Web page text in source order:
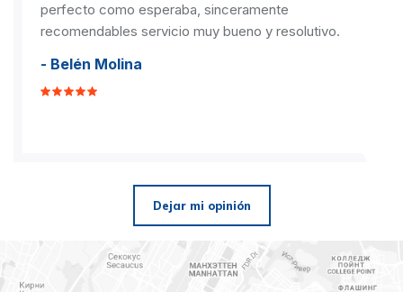
perfecto como esperaba, sinceramente
recomendables servicio muy bueno y resolutivo.
- Belén Molina
Dejar mi opinión